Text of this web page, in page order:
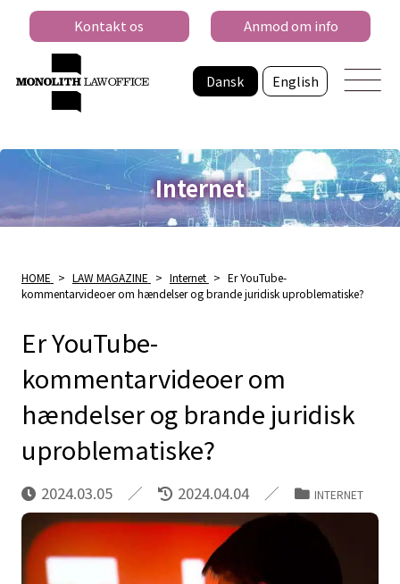
Dansk English
Kontakt os Anmod om info
Internet
HOME > LAW MAGAZINE > Internet > Er YouTube-
kommentarvideoer om hændelser og brande juridisk uproblematiske?
Er YouTube-
kommentarvideoer om
hændelser og brande juridisk
uproblematiske?
2024.03.05 2024.04.04 INTERNET